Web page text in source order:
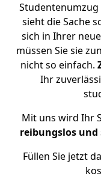
sieht die Sache
sich in Ihrer
müssen Sie sie
nicht so einfach.
Ihr
Mit uns wird Ihr
reibungslos und
Füllen Sie jetzt